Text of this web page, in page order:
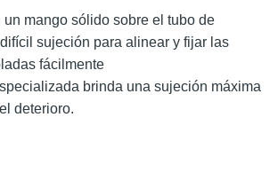
un mango sólido sobre el tubo de
sujeción para alinear y fijar las
fácilmente
brinda una sujeción máxima
deterioro.